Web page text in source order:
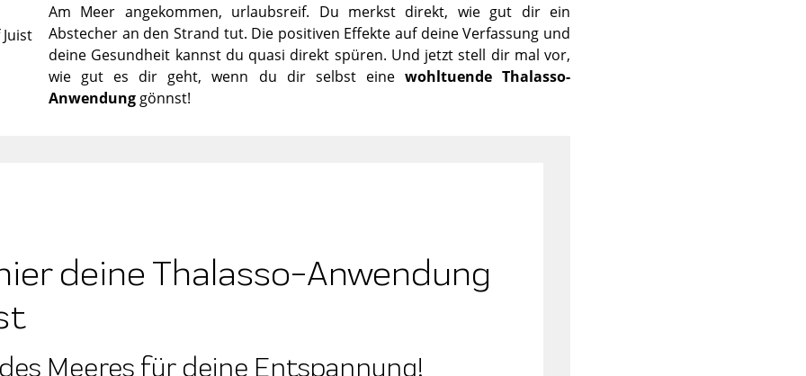
Am Meer angekommen, urlaubsreif. Du merkst direkt, wie gut dir ein
Abstecher an den Strand tut. Die positiven Effekte auf deine Verfassung und
deine Gesundheit kannst du quasi direkt spüren. Und jetzt stell dir mal vor,
wie gut es dir geht, wenn du dir selbst eine wohltuende Thalasso-
Anwendung gönnst!
deine Thalasso-Anwendung
Meeres für deine Entspannung!